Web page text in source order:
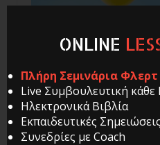
Δεν μετράει μόνο η
πρόθεση, μετράει και η
ONLINE
Πλήρη Σεμινάρια Φλερτ
Live Συμβουλευτική
Ηλεκτρονικά Βιβλία
Εκπαιδευτικές Σημειώσεις
Συνεδρίες με Coach